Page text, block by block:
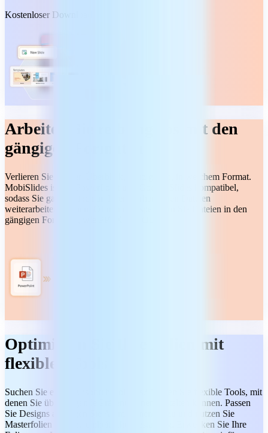
Kostenloser Download
Arbeiten Sie reibungslos mit den
gängigen Formaten
Verlieren Sie nie den Überblick, ganz gleich, in welchem Format.
MobiSlides ist mit PowerPoint und Google Slides kompatibel,
sodass Sie ganz einfach an Ihren vorhandenen Dateien
weiterarbeiten können. Öffnen und speichern Sie Dateien in den
gängigen Formaten, wie PPTX und ODP.
Optimieren Sie Ihre Folien mit
flexiblen Tools
Suchen Sie etwas Anspruchsvolleres? Nutzen Sie flexible Tools, mit
denen Sie überzeugende Präsentationen gestalten können. Passen
Sie Designs an, fügen Sie Animationen hinzu und nutzen Sie
Masterfolien für eine einheitliche Gestaltung. Erwecken Sie Ihre